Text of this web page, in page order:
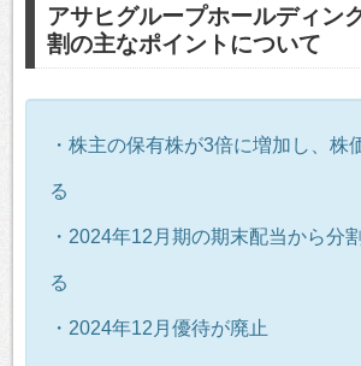
アサヒグループホールディン
割の主なポイントについて
・株主の保有株が3倍に増加し、株
る
・2024年12月期の期末配当から分
る
・2024年12月優待が廃止